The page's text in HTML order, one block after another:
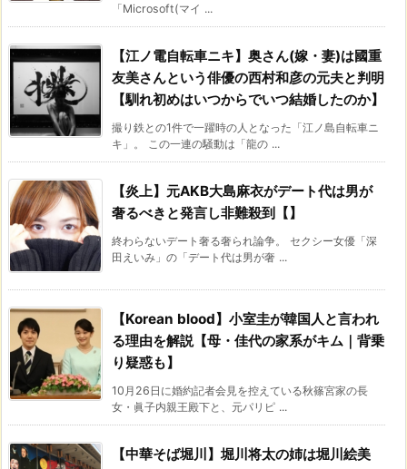
「Microsoft(マイ ...
【江ノ電自転車ニキ】奥さん(嫁・妻)は國重
友美さんという俳優の西村和彦の元夫と判明
【馴れ初めはいつからでいつ結婚したのか】
撮り鉄との1件で一躍時の人となった「江ノ島自転車ニ
キ」。 この一連の騒動は「龍の ...
【炎上】元AKB大島麻衣がデート代は男が
奢るべきと発言し非難殺到【】
終わらないデート奢る奢られ論争。 セクシー女優「深
田えいみ」の「デート代は男が奢 ...
【Korean blood】小室圭が韓国人と言われ
る理由を解説【母・佳代の家系がキム｜背乗
り疑惑も】
10月26日に婚約記者会見を控えている秋篠宮家の長
女・眞子内親王殿下と、元パリピ ...
【中華そば堀川】堀川将太の姉は堀川絵美